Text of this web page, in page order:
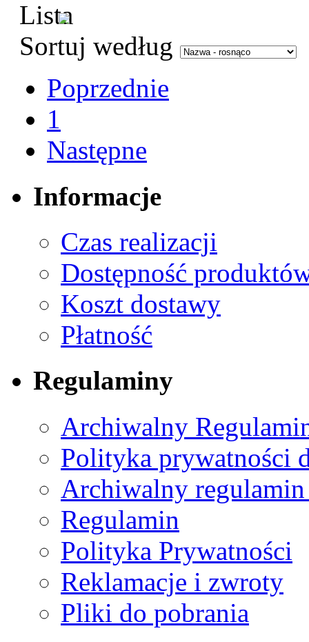
Sortuj według
Poprzednie
1
Następne
Informacje
Czas realizacji
Dostępność
Koszt dostawy
Płatność
Regulaminy
Archiwalny
Polityka prywatności
Archiwalny
Regulamin
Polityka Prywatności
Reklamacje i zwroty
Pliki do pobrania